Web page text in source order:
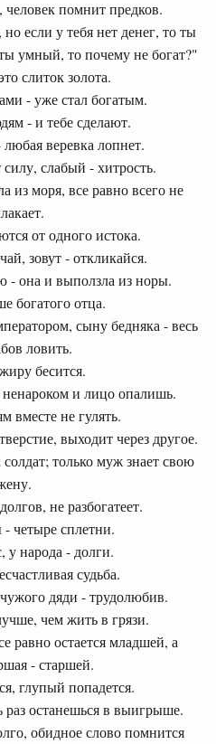
помнит предков.
если у тебя нет денег, то ты
умный, то почему не богат?"
слиток золота.
- уже стал богатым.
- и тебе сделают.
веревка лопнет.
слабый - хитрость.
из моря, все равно всего не
от одного истока.
зовут - откликайся.
- она и выползла из норы.
богатого отца.
сыну бедняка - весь
ловить.
бесится.
и лицо опалишь.
вместе не гулять.
выходит через другое.
только муж знает свою
не разбогатеет.
четыре сплетни.
у народа - долги.
судьба.
дяди - трудолюбив.
чем жить в грязи.
равно остается младшей, а
- старшей.
глупый попадется.
останешься в выигрыше.
обидное слово помнится